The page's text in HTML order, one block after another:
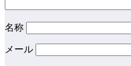
名称
メール